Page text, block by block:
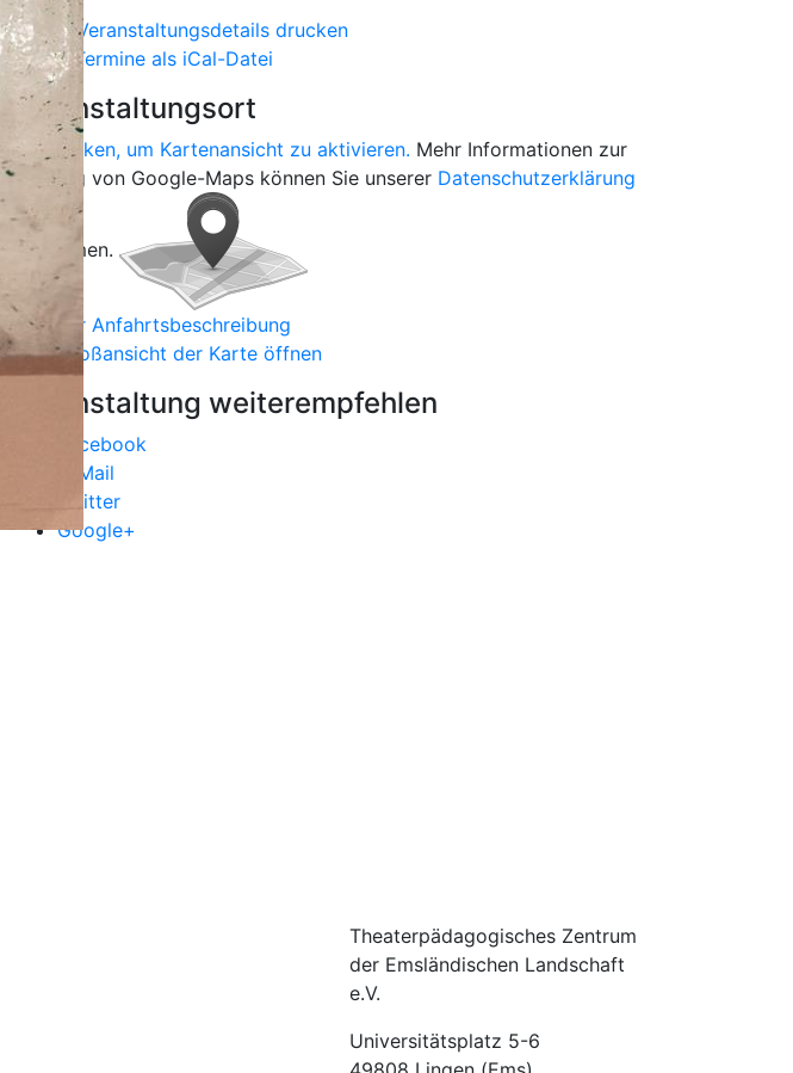
Veranstaltungsdetails drucken
Termine als iCal-Datei
Veranstaltungsort
Hier klicken, um Kartenansicht zu aktivieren. Mehr Informationen zur
Nutzung von Google-Maps können Sie unserer Datenschutzerklärung
entnehmen.
zur Anfahrtsbeschreibung
Großansicht der Karte öffnen
Veranstaltung weiterempfehlen
Facebook
E-Mail
Twitter
Google+
Theaterpädagogisches Zentrum
der Emsländischen Landschaft
e.V.
Universitätsplatz 5-6